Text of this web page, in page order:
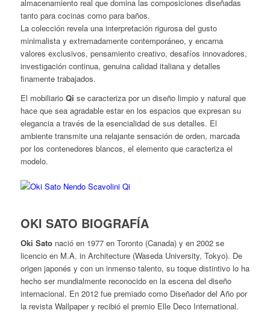
almacenamiento real que domina las composiciones diseñadas
tanto para cocinas como para baños.
La colección revela una interpretación rigurosa del gusto
minimalista y extremadamente contemporáneo, y encarna
valores exclusivos, pensamiento creativo, desafíos innovadores,
investigación continua, genuina calidad italiana y detalles
finamente trabajados.
El mobiliario Qi se caracteriza por un diseño limpio y natural que
hace que sea agradable estar en los espacios que expresan su
elegancia a través de la esencialidad de sus detalles. El
ambiente transmite una relajante sensación de orden, marcada
por los contenedores blancos, el elemento que caracteriza el
modelo.
OKI SATO BIOGRAFÍA
Oki Satonació en 1977 en Toronto (Canada) y en 2002 se
licencio en M.A. in Architecture (Waseda University, Tokyo). De
origen japonés y con un inmenso talento, su toque distintivo lo ha
hecho ser mundialmente reconocido en la escena del diseño
internacional. En 2012 fue premiado como Diseñador del Año por
la revista Wallpaper y recibió el premio Elle Deco International.